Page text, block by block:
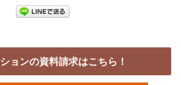
ョンの資料請求はこちら！